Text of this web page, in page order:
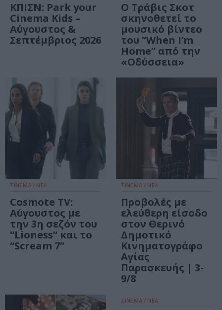
ΚΠΙΣΝ: Park your
Cinema Kids –
Αύγουστος &
Σεπτέμβριος 2026
Ο Τράβις Σκοτ
σκηνοθετεί το
μουσικό βίντεο
του “When I’m
Home” από την
«Οδύσσεια»
ΣΙΝΕΜΑ / ΝΕΑ
Cosmote TV:
Αύγουστος με
την 3η σεζόν του
“Lioness” και το
“Scream 7”
ΣΙΝΕΜΑ / ΝΕΑ
Προβολές με
ελεύθερη είσοδο
στον Θερινό
Δημοτικό
Κινηματογράφο
Αγίας
Παρασκευής | 3-
9/8
ΣΙΝΕΜΑ / ΝΕΑ